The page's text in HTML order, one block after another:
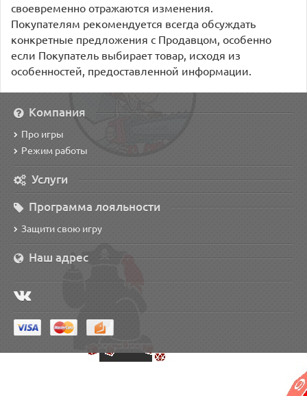
своевременно отражаются изменения.
Покупателям рекомендуется всегда обсуждать
конкретные предложения с Продавцом, особенно
если Покупатель выбирает товар, исходя из
особенностей, предоставленной информации.
Компания
Про игры
Режим работы
Услуги
Программа лояльности
Защити свою игру
Наш адрес